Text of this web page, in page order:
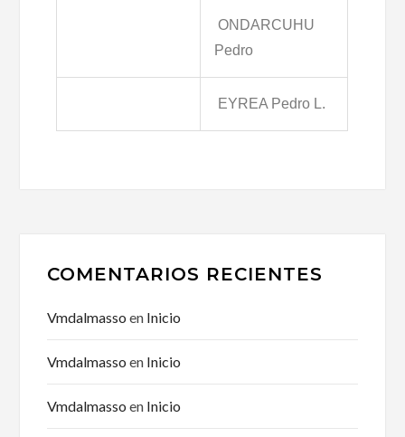
ONDARCUHU
Pedro
EYREA Pedro L.
COMENTARIOS RECIENTES
Vmdalmasso en Inicio
Vmdalmasso en Inicio
Vmdalmasso en Inicio